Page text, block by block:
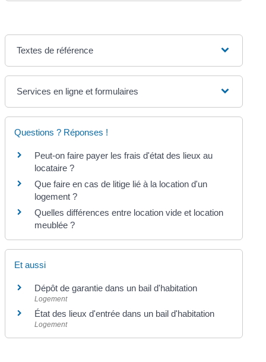
Textes de référence
Services en ligne et formulaires
Questions ? Réponses !
Peut-on faire payer les frais d'état des lieux au
locataire ?
Que faire en cas de litige lié à la location d'un
logement ?
Quelles différences entre location vide et location
meublée ?
Et aussi
Dépôt de garantie dans un bail d'habitation
Logement
État des lieux d'entrée dans un bail d'habitation
Logement